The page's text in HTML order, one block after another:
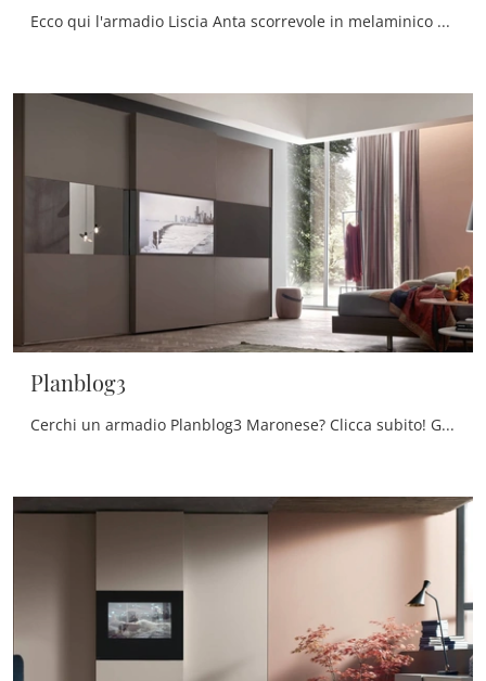
Ecco qui l'armadio Liscia Anta scorrevole in melaminico di Maronese! Una ricca gamma di armadi a muro con ante scorrevoli.
Planblog3
Cerchi un armadio Planblog3 Maronese? Clicca subito! Gli armadi a muro con ante scorrevoli ti aspettano.